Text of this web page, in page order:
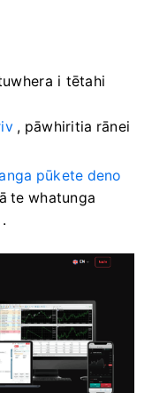
i tētahi
, pāwhiritia rānei
pūkete deno
te whatunga
.